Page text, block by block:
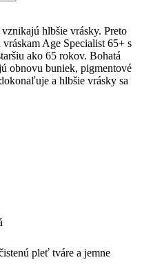
hlbšie vrásky. Preto
Age Specialist 65+ s
ako 65 rokov. Bohatá
obnovu buniek, pigmentové
a hlbšie vrásky sa
pleť tváre a jemne